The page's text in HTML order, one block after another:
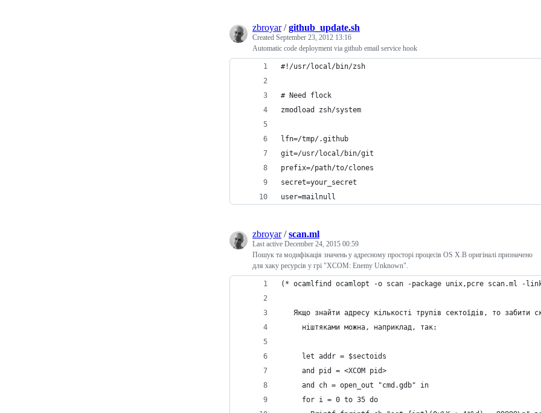
zbroyar/github_update.sh
Created September 23, 2012 13:16
Automatic code deployment via github email service hook
#!/usr/local/bin/zsh
# Need flock
zmodload zsh/system
lfn=/tmp/.github
git=/usr/local/bin/git
prefix=/path/to/clones
secret=your_secret
user=mailnull
zbroyar/scan.ml
Last active December 24, 2015 00:59
Пошук та модифікація значень у адресному просторі процесів OS X.В оригіналі призначено
для хаку ресурсів у грі "XCOM: Enemy Unknown".
(* ocamlfind ocamlopt -o scan -package unix,pcre scan.ml -
Якщо знайти адресу кількості трупів сектоїдів, то забити
	 ніштяками можна, наприклад, так:
	 let addr = $sectoids
	 and pid = <XCOM pid>
	 and ch = open_out "cmd.gdb" in
	 for i = 0 to 35 do